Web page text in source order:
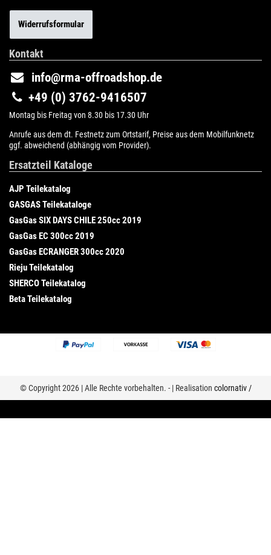
Widerrufsformular
Kontakt
info@rma-offroadshop.de
+49 (0) 3762-9416507
Montag bis Freitag von 8.30 bis 17.30 Uhr
Anrufe aus dem dt. Festnetz zum Ortstarif, Preise aus dem Mobilfunknetz
ggf. abweichend (abhängig vom Provider).
Ersatzteil Kataloge
AJP Teilekatalog
GASGAS Teilekataloge
GasGas SIX DAYS CHILE 250cc 2019
GasGas EC 300cc 2019
GasGas ECRANGER 300cc 2020
Rieju Teilekatalog
SHERCO Teilekatalog
Beta Teilekatalog
© Copyright 2026 | Alle Rechte vorbehalten. - | Realisation colornativ /